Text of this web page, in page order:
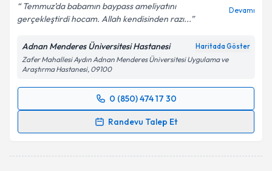
Temmuz’da babamın baypass ameliyatını
gerçekleştirdi hocam. Allah kendisinden razı...
Devamı
Adnan Menderes Üniversitesi Hastanesi Haritada Göster
Zafer Mahallesi Aydın Adnan Menderes Üniversitesi Uygulama ve
Araştırma Hastanesi, 09100
0 (850) 474 17 30
Randevu Talep Et
Randevu Takvimi Talebi
talebi oluşturun. Size bu uzmandan randevu almanız